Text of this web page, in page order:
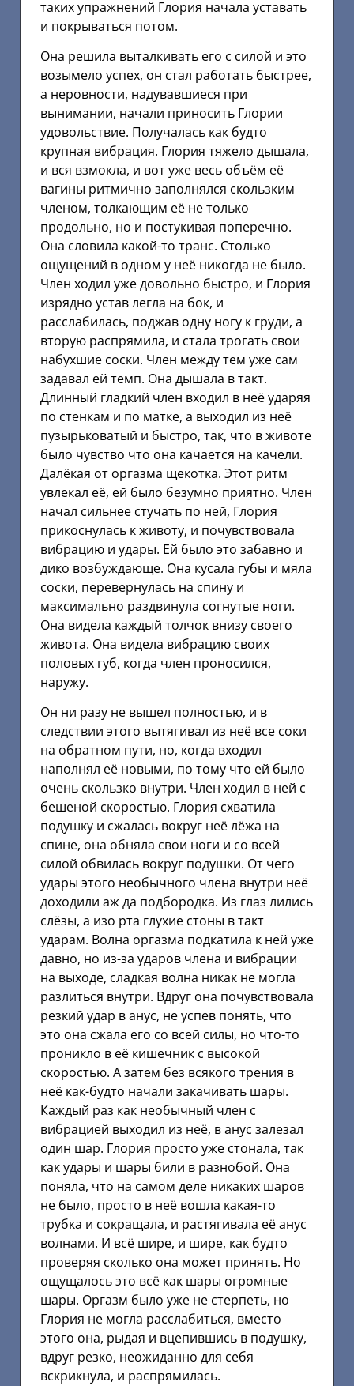
таких упражнений Глория начала уставать
и покрываться потом.
Она решила выталкивать его с силой и это
возымело успех, он стал работать быстрее,
а неровности, надувавшиеся при
вынимании, начали приносить Глории
удовольствие. Получалась как будто
крупная вибрация. Глория тяжело дышала,
и вся взмокла, и вот уже весь объём её
вагины ритмично заполнялся скользким
членом, толкающим её не только
продольно, но и постукивая поперечно.
Она словила какой-то транс. Столько
ощущений в одном у неё никогда не было.
Член ходил уже довольно быстро, и Глория
изрядно устав легла на бок, и
расслабилась, поджав одну ногу к груди, а
вторую распрямила, и стала трогать свои
набухшие соски. Член между тем уже сам
задавал ей темп. Она дышала в такт.
Длинный гладкий член входил в неё ударяя
по стенкам и по матке, а выходил из неё
пузырьковатый и быстро, так, что в животе
было чувство что она качается на качели.
Далёкая от оргазма щекотка. Этот ритм
увлекал её, ей было безумно приятно. Член
начал сильнее стучать по ней, Глория
прикоснулась к животу, и почувствовала
вибрацию и удары. Ей было это забавно и
дико возбуждающе. Она кусала губы и мяла
соски, перевернулась на спину и
максимально раздвинула согнутые ноги.
Она видела каждый толчок внизу своего
живота. Она видела вибрацию своих
половых губ, когда член проносился,
наружу.
Он ни разу не вышел полностью, и в
следствии этого вытягивал из неё все соки
на обратном пути, но, когда входил
наполнял её новыми, по тому что ей было
очень скользко внутри. Член ходил в ней с
бешеной скоростью. Глория схватила
подушку и сжалась вокруг неё лёжа на
спине, она обняла свои ноги и со всей
силой обвилась вокруг подушки. От чего
удары этого необычного члена внутри неё
доходили аж да подбородка. Из глаз лились
слёзы, а изо рта глухие стоны в такт
ударам. Волна оргазма подкатила к ней уже
давно, но из-за ударов члена и вибрации
на выходе, сладкая волна никак не могла
разлиться внутри. Вдруг она почувствовала
резкий удар в анус, не успев понять, что
это она сжала его со всей силы, но что-то
проникло в её кишечник с высокой
скоростью. А затем без всякого трения в
неё как-будто начали закачивать шары.
Каждый раз как необычный член с
вибрацией выходил из неё, в анус залезал
один шар. Глория просто уже стонала, так
как удары и шары били в разнобой. Она
поняла, что на самом деле никаких шаров
не было, просто в неё вошла какая-то
трубка и сокращала, и растягивала её анус
волнами. И всё шире, и шире, как будто
проверяя сколько она может принять. Но
ощущалось это всё как шары огромные
шары. Оргазм было уже не стерпеть, но
Глория не могла расслабиться, вместо
этого она, рыдая и вцепившись в подушку,
вдруг резко, неожиданно для себя
вскрикнула, и распрямилась.